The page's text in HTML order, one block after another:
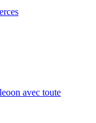
avec toute